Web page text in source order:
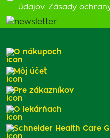
údajov. Zásady
O nákupoch
Môj účet
Pre zákazníkov
O lekárňach
Schneider Health Care